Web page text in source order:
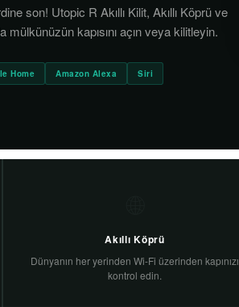
son! Utopic R Akıllı Kilit, Akıllı Köprü ve
kapısını açın veya kilitleyin.
Home Amazon Alexa
Siri
Akıllı Köprü
Dünyanın her yerinden Wi-Fi üzerinden kapınızı
kontrol edin.